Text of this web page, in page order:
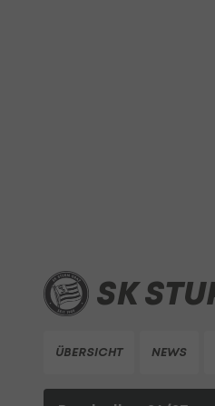
SK
ÜBERSICHT NEWS